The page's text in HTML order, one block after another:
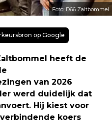
Foto: D66 Zaltbommel
op Google
heeft de
van 2026
werd duidelijk dat
Hij kiest voor
koers